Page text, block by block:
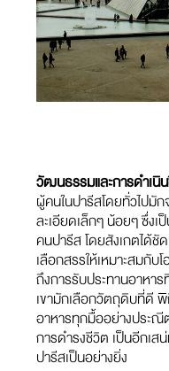
วัฒนธรรมและการดำเนิ
ผู้คนในปารีสโดยทั่วไปมัก
ละเอียดเล็กๆ น้อยๆ ซึ่ง
คนปารีส โดยสังเกตได้
เลือกสรรให้เหมาะสมกั
ถึงการรับประทานอาหา
เขามักเลือกวัตถุดิบที่ดี
อาหารทุกมื้ออย่างประณี
การดำรงชีวิต เป็นอีกเ
ปารีสเป็นอย่างยิ่ง